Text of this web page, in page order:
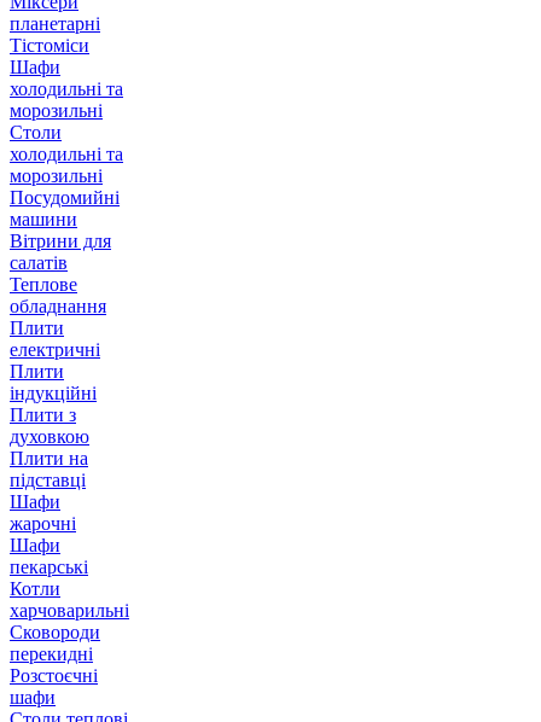
планетарні
Тістоміси
Шафи
холодильні та
морозильні
Столи
холодильні та
морозильні
Посудомийні
машини
Вітрини для
салатів
Теплове
обладнання
Плити
електричні
Плити
індукційні
Плити з
духовкою
Плити на
підставці
Шафи
жарочні
Шафи
пекарські
Котли
харчоварильні
Сковороди
перекидні
Розстоєчні
шафи